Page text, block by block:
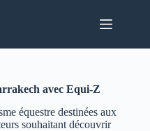
avec Equi-Z
équestre destinées aux
souhaitant découvrir